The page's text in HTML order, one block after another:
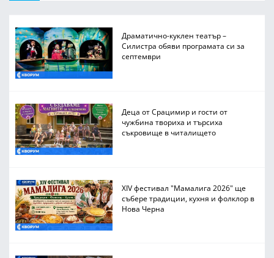
Драматично-куклен театър –
Силистра обяви програмата си за
септември
Деца от Срацимир и гости от
чужбина твориха и търсиха
съкровище в читалището
XIV фестивал "Мамалига 2026" ще
събере традиции, кухня и фолклор в
Нова Черна